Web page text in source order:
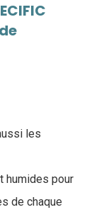
les
humides pour
de chaque